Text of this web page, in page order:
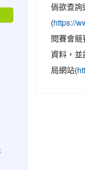
倘欲查
(https://
閱賽會
資料，
局網站(